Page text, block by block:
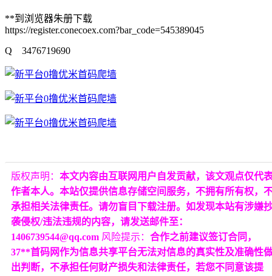
**到浏览器朱册下载
https://register.conecoex.com?bar_code=545389045
Q 3476719690
版权声明： 本文内容由互联网用户自发贡献，该文观点仅代
作者本人。本站仅提供信息存储空间服务，不拥有所有权，
承担相关法律责任。请勿盲目下载注册。如发现本站有涉嫌
袭侵权/违法违规的内容，请发送邮件至：
1406739544@qq.com 风险提示： 合作之前建议签订合同，
37**首码网作为信息共享平台无法对信息的真实性及准确性
出判断，不承担任何财产损失和法律责任，若您不同意该提